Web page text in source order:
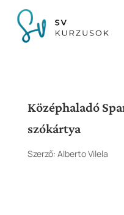
Középhaladó
szókártya
Szerző: Alberto Vilela